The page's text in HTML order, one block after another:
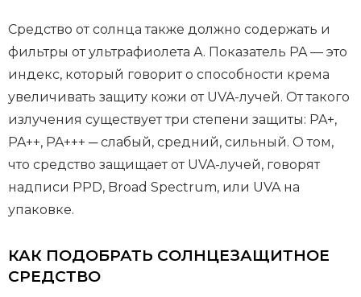
Средство от солнца также должно содержать и
фильтры от ультрафиолета А. Показатель PA — это
индекс, который говорит о способности крема
увеличивать защиту кожи от UVA-лучей. От такого
излучения существует три степени защиты: PA+,
PA++, PA+++ ─ слабый, средний, сильный. О том,
что средство защищает от UVA-лучей, говорят
надписи PPD, Broad Spectrum, или UVA на
упаковке.
КАК ПОДОБРАТЬ СОЛНЦЕЗАЩИТНОЕ
СРЕДСТВО